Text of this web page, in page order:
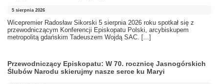
5 sierpnia 2026
Wicepremier Radosław Sikorski 5 sierpnia 2026 roku spotkał się z
przewodniczącym Konferencji Episkopatu Polski, arcybiskupem
metropolitą gdańskim Tadeuszem Wojdą SAC. [...]
Przewodniczący Episkopatu: W 70. rocznicę Jasnogórskich
Ślubów Narodu skierujmy nasze serce ku Maryi